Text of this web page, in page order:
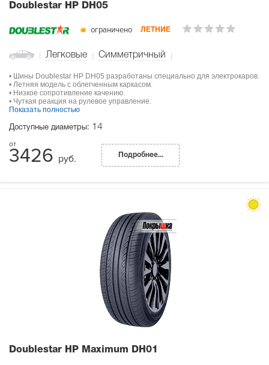
Doublestar HP DH05
ограничено ЛЕТНИЕ
Легковые Симметричный
• Шины Doublestar HP DH05 разработаны специально для электрокаров.
• Летняя модель с облегченным каркасом.
• Низкое сопротивление качению.
• Чуткая реакция на рулевое управление.
Показать полностью
Доступные диаметры: 14
3426 руб. Подробнее...
Doublestar HP Maximum DH01